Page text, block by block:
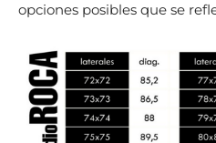
opciones posibles que se